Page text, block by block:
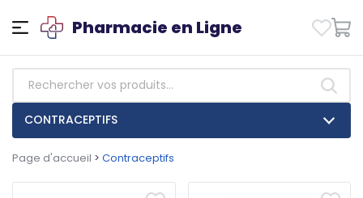
Pharmacie en Ligne
CONTRACEPTIFS
Page d'accueil > Contraceptifs